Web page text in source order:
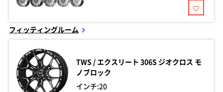
フィッティングルーム
TWS / エクスリート 306S ジオクロス モ
ノブロック
インチ:20